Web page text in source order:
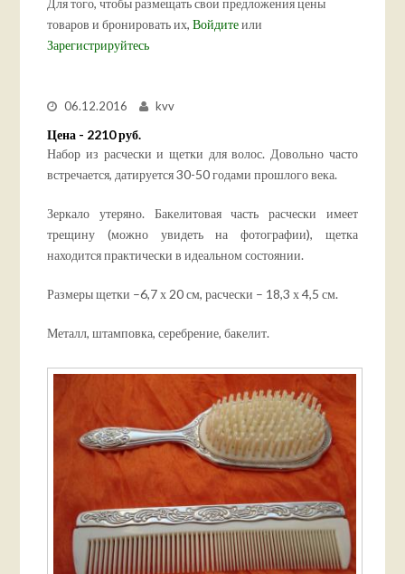
Для того, чтобы размещать свои предложения цены
товаров и бронировать их,Войдитеили
Зарегистрируйтесь
06.12.2016 kvv
Цена - 2210 руб.
Набор из расчески и щетки для волос. Довольно часто
встречается, датируется 30-50 годами прошлого века.
Зеркало утеряно. Бакелитовая часть расчески имеет
трещину (можно увидеть на фотографии), щетка
находится практически в идеальном состоянии.
Размеры щетки –6,7 х 20 см, расчески – 18,3 х 4,5 см.
Металл, штамповка, серебрение, бакелит.